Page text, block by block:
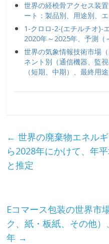
世界の経橈骨アクセス装
ート：製品別、用途別、
1-クロロ-2-(エチルチオ)-
2020年～2025年、予測（
世界の気象情報技術市場
ネント別（通信機器、監
（短期、中期）、最終用
← 世界の廃棄物エネル
ら2028年にかけて、年
と推定
Eコマース包装の世界市
ク、紙・板紙、その他
年 →